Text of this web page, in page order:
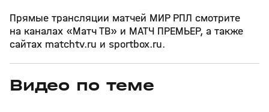
Прямые трансляции матчей МИР РПЛ смотрите
на каналах «Матч ТВ» и МАТЧ ПРЕМЬЕР, а также
сайтах matchtv.ru и sportbox.ru.
Видео по теме
Сегодня, 00:13